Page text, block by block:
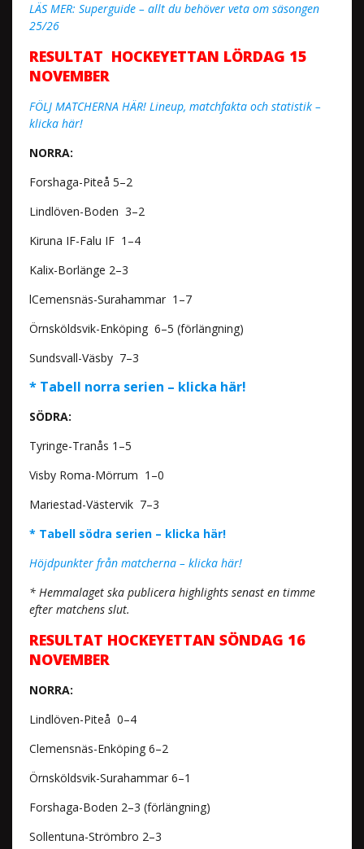
LÄS MER: Superguide – allt du behöver veta om säsongen
25/26
RESULTAT HOCKEYETTAN LÖRDAG 15
NOVEMBER
FÖLJ MATCHERNA HÄR! Lineup, matchfakta och statistik –
klicka här!
NORRA:
Forshaga-Piteå 5–2
Lindlöven-Boden 3–2
Kiruna IF-Falu IF 1–4
Kalix-Borlänge 2–3
lCemensnäs-Surahammar 1–7
Örnsköldsvik-Enköping 6–5 (förlängning)
Sundsvall-Väsby 7–3
* Tabell norra serien – klicka här!
SÖDRA:
Tyringe-Tranås 1–5
Visby Roma-Mörrum 1–0
Mariestad-Västervik 7–3
* Tabell södra serien – klicka här!
Höjdpunkter från matcherna – klicka här!
* Hemmalaget ska publicera highlights senast en timme
efter matchens slut.
RESULTAT HOCKEYETTAN SÖNDAG 16
NOVEMBER
NORRA:
Lindlöven-Piteå 0–4
Clemensnäs-Enköping 6–2
Örnsköldsvik-Surahammar 6–1
Forshaga-Boden 2–3 (förlängning)
Sollentuna-Strömbro 2–3